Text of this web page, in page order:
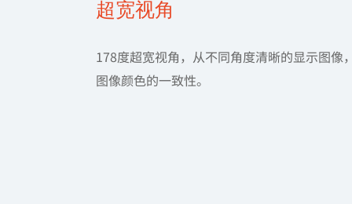
超宽视角
178度超宽视角，从不同角度清晰的显示图像
图像颜色的一致性。